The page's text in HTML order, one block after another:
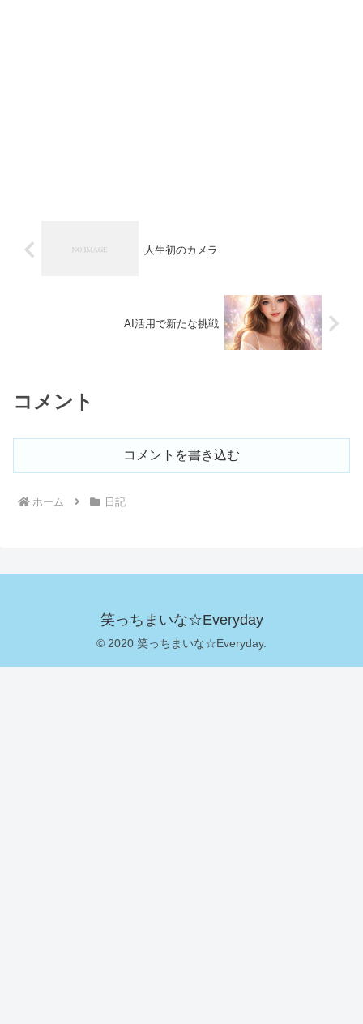
人生初のカメラ
AI活用で新たな挑戦
コメント
コメントを書き込む
ホーム 日記
笑っちまいな☆Everyday
© 2020 笑っちまいな☆Everyday.